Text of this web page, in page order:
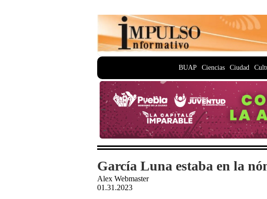
BUAP Ciencias Ciudad
García Luna estaba en la
Alex Webmaster
01.31.2023